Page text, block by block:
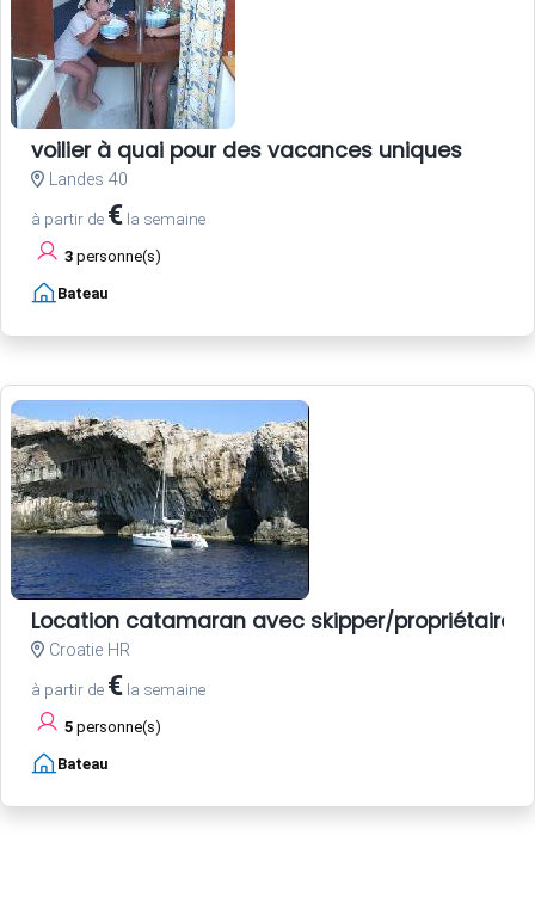
voilier à quai pour des vacances uniques
Landes 40
à partir de € la semaine
3 personne(s)
Bateau
Location catamaran avec skipper/propriétaire
Croatie HR
à partir de € la semaine
5 personne(s)
Bateau